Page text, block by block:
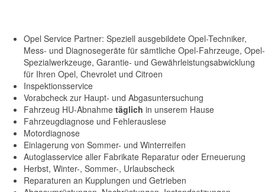
Opel Service Partner: Speziell ausgebildete Opel-Techniker,
Mess- und Diagnosegeräte für sämtliche Opel-Fahrzeuge, Opel-
Spezialwerkzeuge, Garantie- und Gewährleistungsabwicklung
für Ihren Opel, Chevrolet und Citroen
Inspektionsservice
Vorabcheck zur Haupt- und Abgasuntersuchung
Fahrzeug HU-Abnahme täglich in unserem Hause
Fahrzeugdiagnose und Fehlerauslese
Motordiagnose
Einlagerung von Sommer- und Winterreifen
Autoglasservice aller Fabrikate Reparatur oder Erneuerung
Herbst, Winter-, Sommer-, Urlaubscheck
Reparaturen an Kupplungen und Getrieben